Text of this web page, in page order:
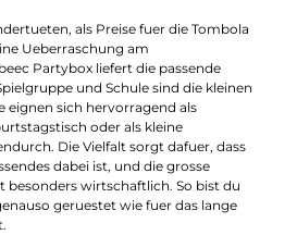
als Preise fuer die Tombola
Ueberraschung am
Partybox liefert die passende
und Schule sind die kleinen
eignen sich hervorragend als
oder als kleine
Die Vielfalt sorgt dafuer, dass
dabei ist, und die grosse
besonders wirtschaftlich. So bist du
geruestet wie fuer das lange